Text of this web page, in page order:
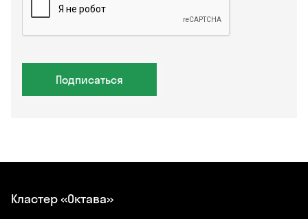
Подписаться
Кластер «Октава»